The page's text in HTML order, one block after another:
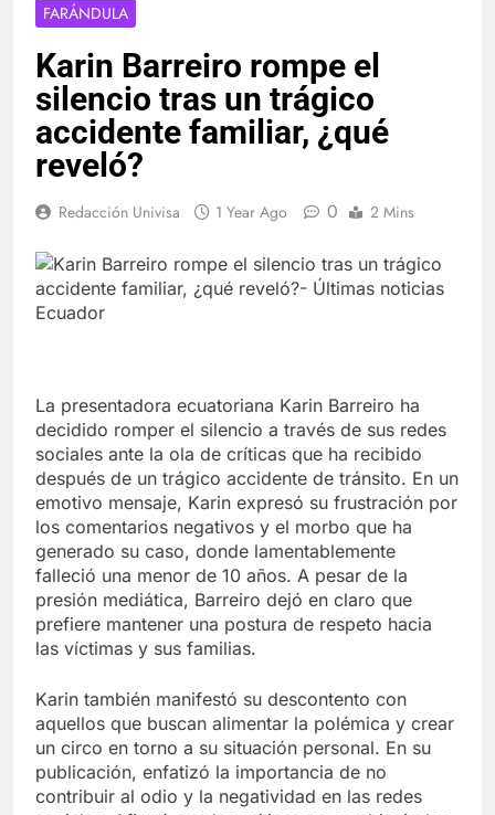
FARÁNDULA
Karin Barreiro rompe el
silencio tras un trágico
accidente familiar, ¿qué
reveló?
Redacción Univisa 1 Year Ago 0 2 Mins
La presentadora ecuatoriana Karin Barreiro ha
decidido romper el silencio a través de sus redes
sociales ante la ola de críticas que ha recibido
después de un trágico accidente de tránsito. En un
emotivo mensaje, Karin expresó su frustración por
los comentarios negativos y el morbo que ha
generado su caso, donde lamentablemente
falleció una menor de 10 años. A pesar de la
presión mediática, Barreiro dejó en claro que
prefiere mantener una postura de respeto hacia
las víctimas y sus familias.
Karin también manifestó su descontento con
aquellos que buscan alimentar la polémica y crear
un circo en torno a su situación personal. En su
publicación, enfatizó la importancia de no
contribuir al odio y la negatividad en las redes